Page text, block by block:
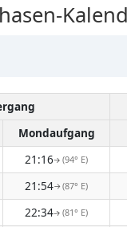
Mondaufgang
21:16↑(94° E)
21:54↑(87° E)
22:34↑(81° E)